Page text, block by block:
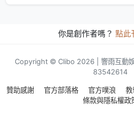
你是創作者嗎？ 點此
Copyright © Clibo 2026 | 響雨互動娛
83542614
贊助感謝 官方部落格 官方噗浪 教
條款與隱私權政